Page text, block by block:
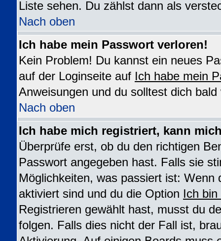
Liste sehen. Du zählst dann als
Nach oben
Ich habe mein Passwort verloren!
Kein Problem! Du kannst ein neues
auf der Loginseite auf Ich habe mein
Anweisungen und du solltest dich
Nach oben
Ich habe mich registriert, kann
Überprüfe erst, ob du den richtigen
Passwort angegeben hast. Falls sie
Möglichkeiten, was passiert ist: Wenn
aktiviert sind und du die Option Ich
Registrieren gewählt hast, musst du
folgen. Falls dies nicht der Fall ist,